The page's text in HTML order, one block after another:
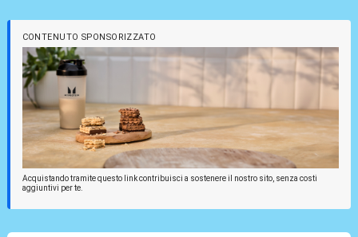
CONTENUTO SPONSORIZZATO
Acquistando tramite questo link contribuisci a sostenere il nostro sito, senza costi
aggiuntivi per te.